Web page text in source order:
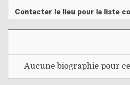
Contacter le lieu pour la liste
Aucune biographie pour